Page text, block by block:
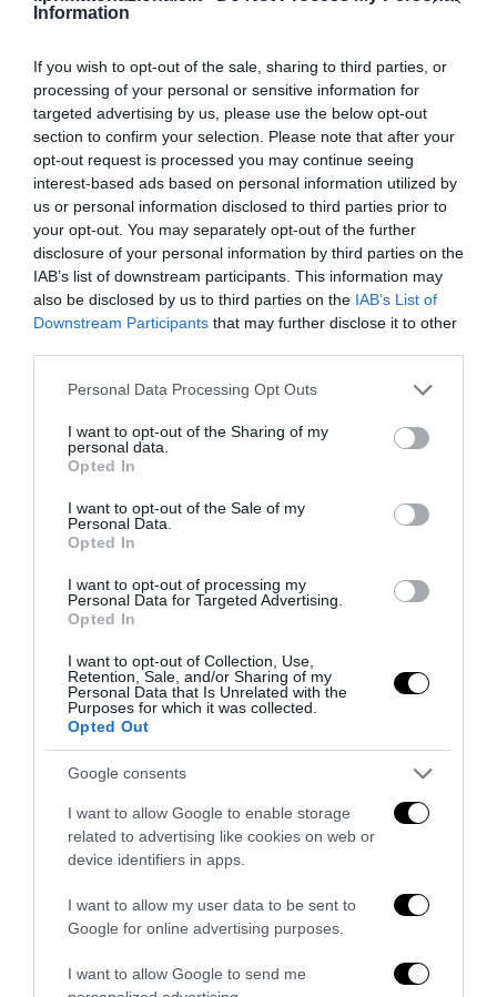
Information
If you wish to opt-out of the sale, sharing to third parties, or
processing of your personal or sensitive information for
targeted advertising by us, please use the below opt-out
section to confirm your selection. Please note that after your
opt-out request is processed you may continue seeing
interest-based ads based on personal information utilized by
us or personal information disclosed to third parties prior to
your opt-out. You may separately opt-out of the further
disclosure of your personal information by third parties on the
IAB’s list of downstream participants. This information may
also be disclosed by us to third parties on the IAB’s List of
Downstream Participants that may further disclose it to other
Please note that this website/app uses one or more Google
not limited to your visit or usage behaviour. You may click to
grant or deny consent to Google and its third-party tags to
use your data for below specified purposes in below Google
consent section.
Personal Data Processing Opt Outs
I want to opt-out of the Sharing of my
personal data.
Opted In
I want to opt-out of the Sale of my
Personal Data.
Opted In
I want to opt-out of processing my
Personal Data for Targeted Advertising.
Opted In
I want to opt-out of Collection, Use,
Retention, Sale, and/or Sharing of my
Personal Data that Is Unrelated with the
Purposes for which it was collected.
Opted Out
Google consents
I want to allow Google to enable storage
related to advertising like cookies on web or
device identifiers in apps.
I want to allow my user data to be sent to
Google for online advertising purposes.
I want to allow Google to send me
di uno Stato senza politica...
Addio a Francesco Guccini: stronzo, poeta e buffone di
corte
Bonaccini e il mito delle barricate di Parma: quando
l’antifascismo copia il fascismo
6 Agosto 2026